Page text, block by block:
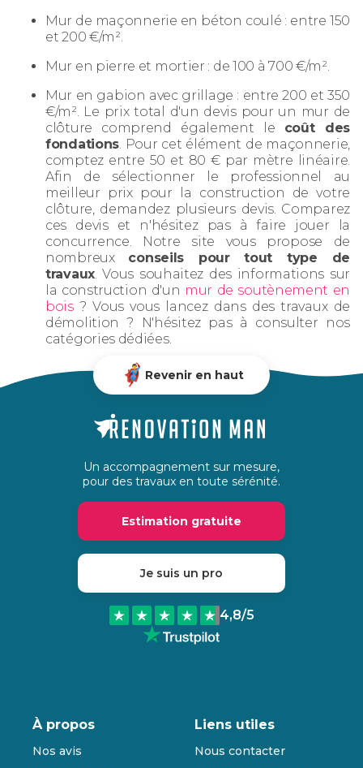
Mur de maçonnerie en béton coulé : entre 150
et 200 €/m².
Mur en pierre et mortier : de 100 à 700 €/m².
Mur en gabion avec grillage : entre 200 et 350
€/m². Le prix total d'un devis pour un mur de
clôture comprend également le coût des
fondations . Pour cet élément de maçonnerie,
comptez entre 50 et 80 € par mètre linéaire.
Afin de sélectionner le professionnel au
meilleur prix pour la construction de votre
clôture, demandez plusieurs devis. Comparez
ces devis et n'hésitez pas à faire jouer la
concurrence. Notre site vous propose de
nombreux conseils pour tout type de
travaux. Vous souhaitez des informations sur
la construction d'un mur de soutènement en
bois? Vous vous lancez dans des travaux de
démolition ? N'hésitez pas à consulter nos
catégories dédiées.
Revenir en haut
Un accompagnement sur mesure,
pour des travaux en toute sérénité.
Estimation gratuite
Je suis un pro
4,8/5
À propos
Nos avis
Liens utiles
Nous contacter